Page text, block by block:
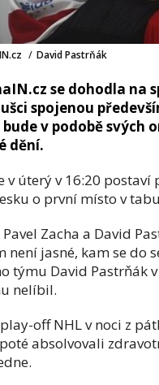
/ David Pastrňák
se dohodla na
spojenou
bude v podobě
dění.
v úterý v 16:20
o první místo v
Zacha a David
není jasné, kam se do
týmu David Pastrňák
nelíbil.
off NHL v noci z
absolvovali